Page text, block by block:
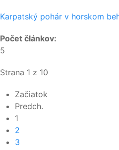
Karpatský pohár v horskom
Počet článkov:
5
Strana 1 z 10
Začiatok
Predch.
1
2
3